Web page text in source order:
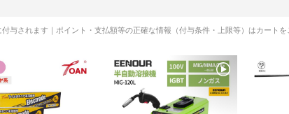
付与されます｜ポイント・支払額等の正確な情報（付与条件・上限等）はカート